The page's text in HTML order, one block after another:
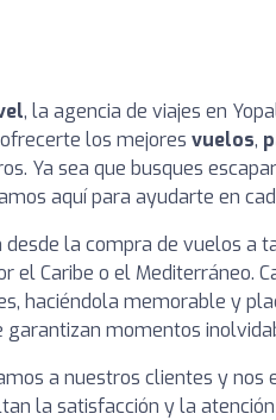
, la agencia de viajes en
los mejores vuelos,
Ya sea que busques
aquí para ayudarte en
desde la compra de vuelos a
el Caribe o el Mediterráneo.
haciéndola memorable y
garantizan momentos
a nuestros clientes y
la satisfacción y la